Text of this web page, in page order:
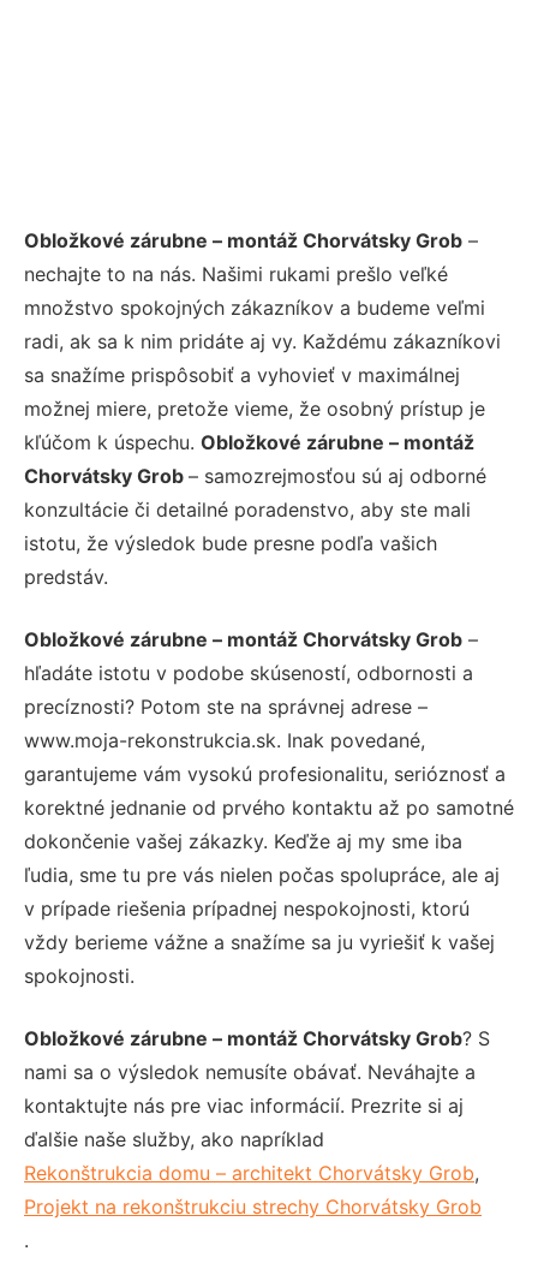
Obložkové zárubne – montáž Chorvátsky Grob –
nechajte to na nás. Našimi rukami prešlo veľké
množstvo spokojných zákazníkov a budeme veľmi
radi, ak sa k nim pridáte aj vy. Každému zákazníkovi
sa snažíme prispôsobiť a vyhovieť v maximálnej
možnej miere, pretože vieme, že osobný prístup je
kľúčom k úspechu. Obložkové zárubne – montáž
Chorvátsky Grob – samozrejmosťou sú aj odborné
konzultácie či detailné poradenstvo, aby ste mali
istotu, že výsledok bude presne podľa vašich
predstáv.
Obložkové zárubne – montáž Chorvátsky Grob –
hľadáte istotu v podobe skúseností, odbornosti a
precíznosti? Potom ste na správnej adrese –
www.moja-rekonstrukcia.sk. Inak povedané,
garantujeme vám vysokú profesionalitu, serióznosť a
korektné jednanie od prvého kontaktu až po samotné
dokončenie vašej zákazky. Keďže aj my sme iba
ľudia, sme tu pre vás nielen počas spolupráce, ale aj
v prípade riešenia prípadnej nespokojnosti, ktorú
vždy berieme vážne a snažíme sa ju vyriešiť k vašej
spokojnosti.
Obložkové zárubne – montáž Chorvátsky Grob? S
nami sa o výsledok nemusíte obávať. Neváhajte a
kontaktujte nás pre viac informácií. Prezrite si aj
ďalšie naše služby, ako napríklad
Rekonštrukcia domu – architekt Chorvátsky Grob,
Projekt na rekonštrukciu strechy Chorvátsky Grob
.